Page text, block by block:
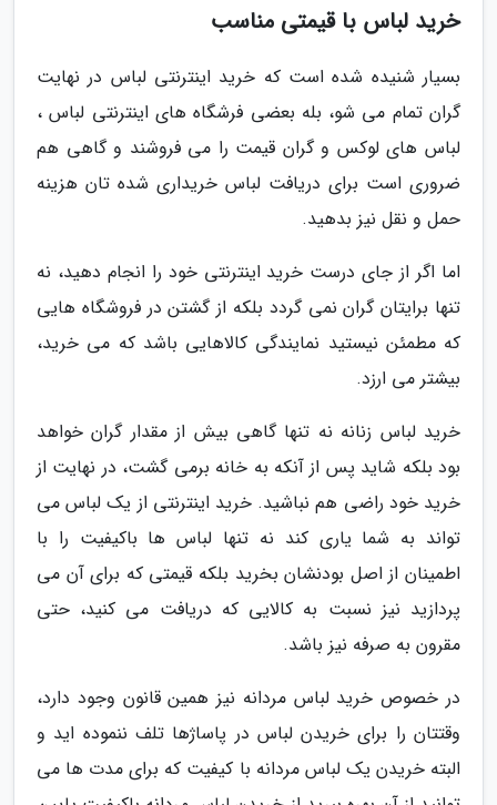
خرید لباس با قیمتی مناسب
بسیار شنیده شده است که خرید اینترنتی لباس در نهایت
گران تمام می شو، بله بعضی فرشگاه های اینترنتی لباس ،
لباس های لوکس و گران قیمت را می فروشند و گاهی هم
ضروری است برای دریافت لباس خریداری شده تان هزینه
حمل و نقل نیز بدهید.
اما اگر از جای درست خرید اینترنتی خود را انجام دهید، نه
تنها برایتان گران نمی گردد بلکه از گشتن در فروشگاه هایی
که مطمئن نیستید نمایندگی کالاهایی باشد که می خرید،
بیشتر می ارزد.
خرید لباس زنانه نه تنها گاهی بیش از مقدار گران خواهد
بود بلکه شاید پس از آنکه به خانه برمی گشت، در نهایت از
خرید خود راضی هم نباشید. خرید اینترنتی از یک لباس می
تواند به شما یاری کند نه تنها لباس ها باکیفیت را با
اطمینان از اصل بودنشان بخرید بلکه قیمتی که برای آن می
پردازید نیز نسبت به کالایی که دریافت می کنید، حتی
مقرون به صرفه نیز باشد.
در خصوص خرید لباس مردانه نیز همین قانون وجود دارد،
وقتتان را برای خریدن لباس در پاساژها تلف ننموده اید و
البته خریدن یک لباس مردانه با کیفیت که برای مدت ها می